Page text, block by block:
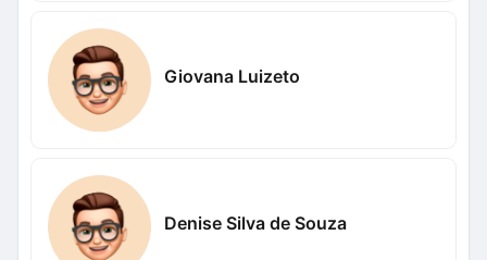
Giovana Luizeto
Denise Silva de Souza